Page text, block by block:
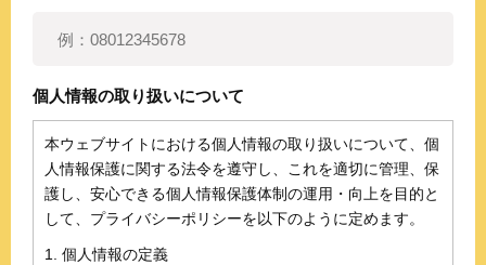
個人情報の取り扱いについて
本ウェブサイトにおける個人情報の取り扱いについて、個
人情報保護に関する法令を遵守し、これを適切に管理、保
護し、安心できる個人情報保護体制の運用・向上を目的と
して、プライバシーポリシーを以下のように定めます。
1. 個人情報の定義